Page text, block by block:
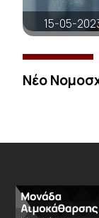
15-05-
Νέο